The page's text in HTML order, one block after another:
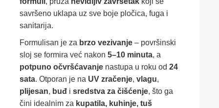
savršeno uklapa uz sve boje pločica, fuga i
sanitarija.
Formulisan je za brzo vezivanje – površinski
sloj se formira već nakon 5–10 minuta, a
potpuno očvršćavanje nastupa u roku od 24
sata. Otporan je na UV zračenje, vlagu,
plijesan, buđ i sredstva za čišćenje, što ga
čini idealnim za kupatila, kuhinje, tuš